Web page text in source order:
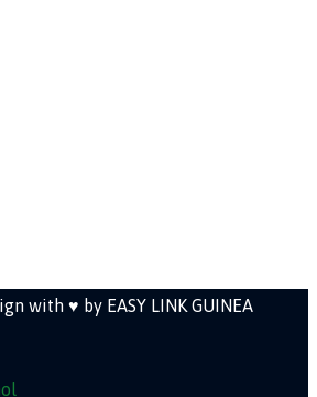
with ♥ by EASY LINK GUINEA